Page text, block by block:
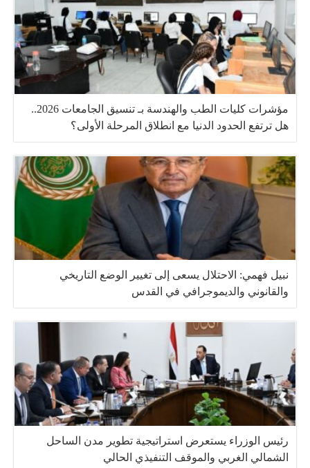
مؤشرات كليات الطب والهندسة بـ تنسيق الجامعات 2026..
هل ترتفع الحدود الدنيا مع انطلاق المرحلة الأولى؟
نبيل فهمي: الاحتلال يسعى إلى تغيير الوضع التاريخي
والقانوني والديموجرافي في القدس
رئيس الوزراء يستعرض استراتيجية تطوير مدن الساحل
الشمالي الغربي والموقف التنفيذي الحالي